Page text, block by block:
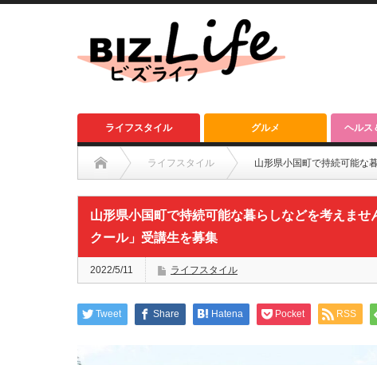
ライフスタイル グルメ ヘルス
ライフスタイル 山形県小国町で持続可能な
山形県小国町で持続可能な暮らしなどを考えま
クール」受講生を募集
2022/5/11 ライフスタイル
Tweet Share Hatena Pocket RSS